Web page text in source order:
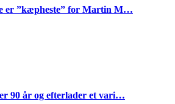
er ”kæpheste” for Martin M…
90 år og efterlader et vari…